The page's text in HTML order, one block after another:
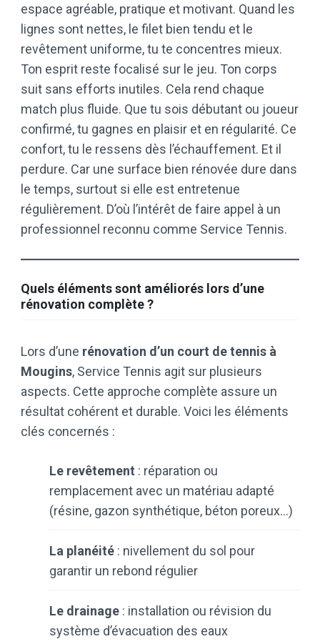
espace agréable, pratique et motivant. Quand les
lignes sont nettes, le filet bien tendu et le
revêtement uniforme, tu te concentres mieux.
Ton esprit reste focalisé sur le jeu. Ton corps
suit sans efforts inutiles. Cela rend chaque
match plus fluide. Que tu sois débutant ou joueur
confirmé, tu gagnes en plaisir et en régularité. Ce
confort, tu le ressens dès l’échauffement. Et il
perdure. Car une surface bien rénovée dure dans
le temps, surtout si elle est entretenue
régulièrement. D’où l’intérêt de faire appel à un
professionnel reconnu comme Service Tennis.
Quels éléments sont améliorés lors d’une
rénovation complète ?
Lors d’une rénovation d’un court de tennis à
Mougins, Service Tennis agit sur plusieurs
aspects. Cette approche complète assure un
résultat cohérent et durable. Voici les éléments
clés concernés :
Le revêtement : réparation ou
remplacement avec un matériau adapté
(résine, gazon synthétique, béton poreux…)
La planéité : nivellement du sol pour
garantir un rebond régulier
Le drainage : installation ou révision du
système d’évacuation des eaux